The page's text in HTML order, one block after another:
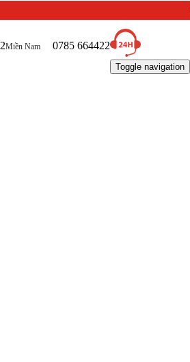
Miền Nam 0785 664422
Toggle navigation